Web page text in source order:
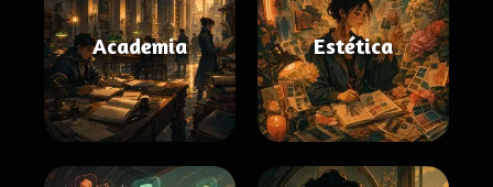
Academia Estética